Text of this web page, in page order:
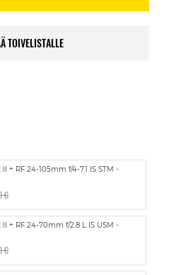
TOIVELISTALLE
+ RF 24-105mm f/4-7.1 IS STM -
€
II + RF 24-70mm f/2.8 L IS USM -
€